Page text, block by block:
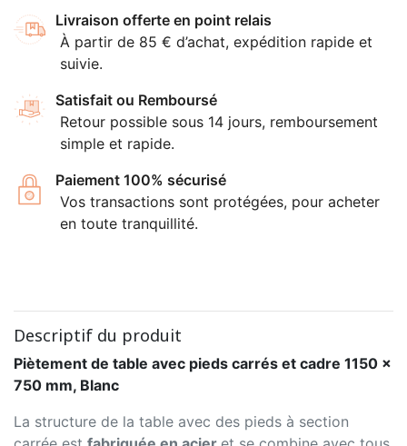
Livraison offerte en point relais
À partir de 85 € d’achat, expédition rapide et
suivie.
Satisfait ou Remboursé
Retour possible sous 14 jours, remboursement
simple et rapide.
Paiement 100% sécurisé
Vos transactions sont protégées, pour acheter
en toute tranquillité.
Descriptif du produit
Piètement de table avec pieds carrés et cadre 1150 x
750 mm, Blanc
La structure de la table avec des pieds à section